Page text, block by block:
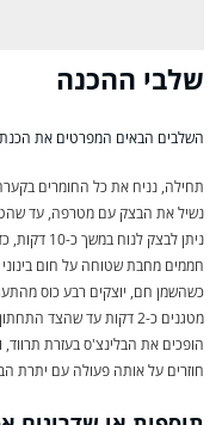
שלבי ההכנה
השלבים הבאים המפרטים את הכנת
תחילה, נניח את כל החומרים
נשיל את הבצק עם מטרפה, עד
ניתן לבצק לנוח במשך כ-10 דקות, כדי שהקמח יספוג את הנוזלים.
חממים מחבת שטוחה על חום בינוני
כשהשמן חם, יוצקים רבע כוס
מטגנים כ-2 דקות עד שהצד התחתון משחים ועולה ריח
הופכים את הבלינצ'ס בעזרת תרווד,
חוזרים על אותה פעולה עם יתרת